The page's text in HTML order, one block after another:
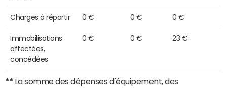
Charges à répartir 0 € 0 € 0 €
Immobilisations
affectées,
concédées
0 € 0 € 23 €
** La somme des dépenses d'équipement, des